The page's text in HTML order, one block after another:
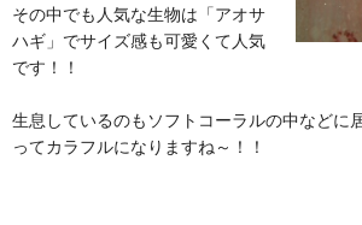
その中でも人気な生物は「アオサ
ハギ」でサイズ感も可愛くて人気
です！！
生息しているのもソフトコーラルの中などに
ってカラフルになりますね～！！